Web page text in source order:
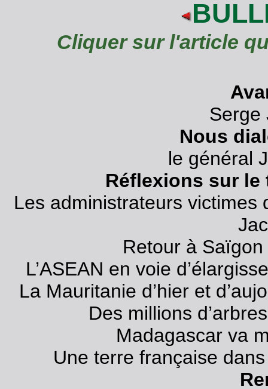
Cliquer sur l'article
Serge
Nous
le général
Réflexions sur le
Les administrateurs victimes
Retour à
L’ASEAN en voie
La Mauritanie d’hier et
Des millions
Madagascar va
Une terre française